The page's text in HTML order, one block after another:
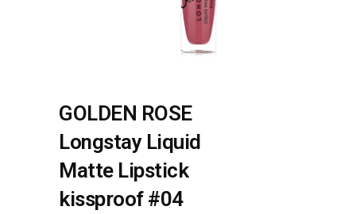
GOLDEN ROSE
Longstay Liquid
Matte Lipstick
kissproof #04